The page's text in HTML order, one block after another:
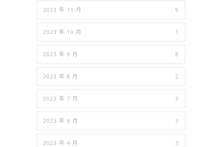
2023 年 11 月 9
2023 年 10 月 1
2023 年 9 月 8
2023 年 8 月 2
2023 年 7 月 3
2023 年 6 月 3
2023 年 4 月 3